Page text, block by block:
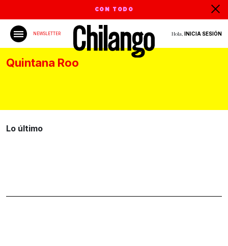
CON TODO
NEWSLETTER Hola, INICIA SESIÓN
Quintana Roo
Lo último